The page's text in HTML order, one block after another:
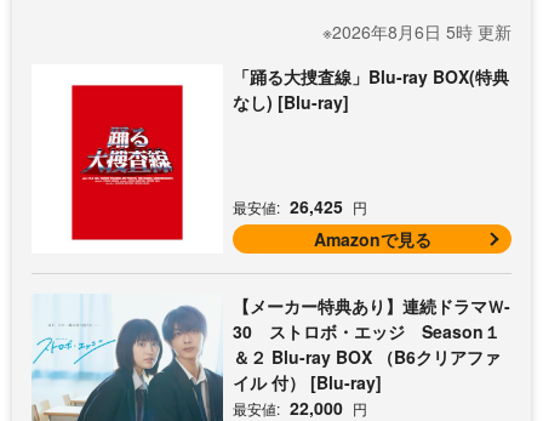
※2026年8月6日 5時 更新
「踊る大捜査線」Blu-ray BOX(特典
なし) [Blu-ray]
最安値: 26,425 円
Amazonで見る
【メーカー特典あり】連続ドラマＷ-
30 ストロボ・エッジ Season１
＆２ Blu-ray BOX （B6クリアファ
イル 付） [Blu-ray]
最安値: 22,000 円